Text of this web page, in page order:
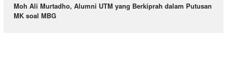
Moh Ali Murtadho, Alumni UTM yang Berkiprah dalam Putusan
MK soal MBG